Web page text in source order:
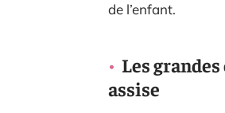
de l’enfant.
Les
assise